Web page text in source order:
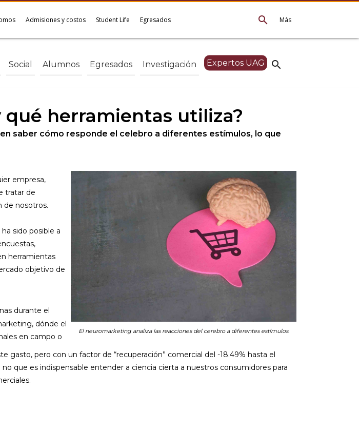
Más
search
Admisiones y costos Student Life Egresados
search
Social Alumnos Egresados Investigación Expertos UAG
herramientas utiliza?
saber cómo responde el celebro a diferentes estímulos, lo que
empresa,
tratar de
de nosotros.
sido posible a
herramientas
objetivo de
durante el
dónde el
en campo o
El neuromarketing analiza las reacciones del cerebro a diferentes estímulos.
pero con un factor de “recuperación” comercial del -18.49% hasta el
que es indispensable entender a ciencia cierta a nuestros consumidores para